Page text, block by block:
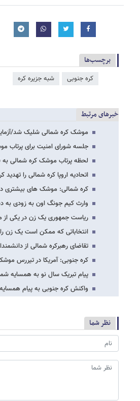
برچسب‌ها
کره جنوبی شبه جزیره کره
خبرهای مرتبط
موشک کره شمالی شلیک شد/
جلسه شورای امنیت برای پرتاب
لحظه پرتاب موشک کره شمالی به
اتحادیه اروپا کره شمالی را تهدید
کره شمالی: موشک های بیشتری
وارث کیم جونگ اون به زودی به
ریاست جمهوری یک زن در یکی از
انتخاباتی که ممکن است یک زن
تقاضای رهبرکره شمالی از
کره جنوبی: آمریکا در تیررس
پیام تبریک سال نو به همسایه
واکنش کره جنوبی به پیام
نظر شما